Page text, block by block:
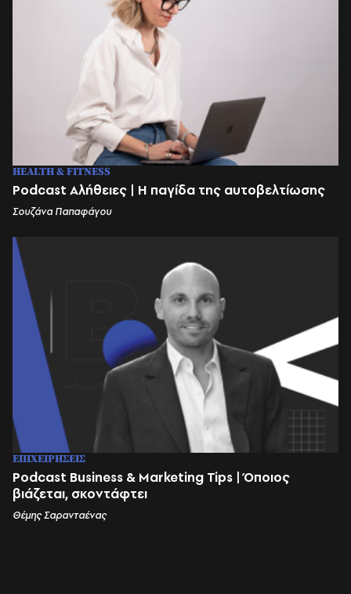
HEALTH & FITNESS
Podcast Αλήθειες | Η παγίδα της αυτοβελτίωσης
Σουζάνα Παπαφάγου
ΕΠΙΧΕΙΡΗΣΕΙΣ
Podcast Business & Marketing Tips | Όποιος
βιάζεται, σκοντάφτει
Θέμης Σαρανταένας